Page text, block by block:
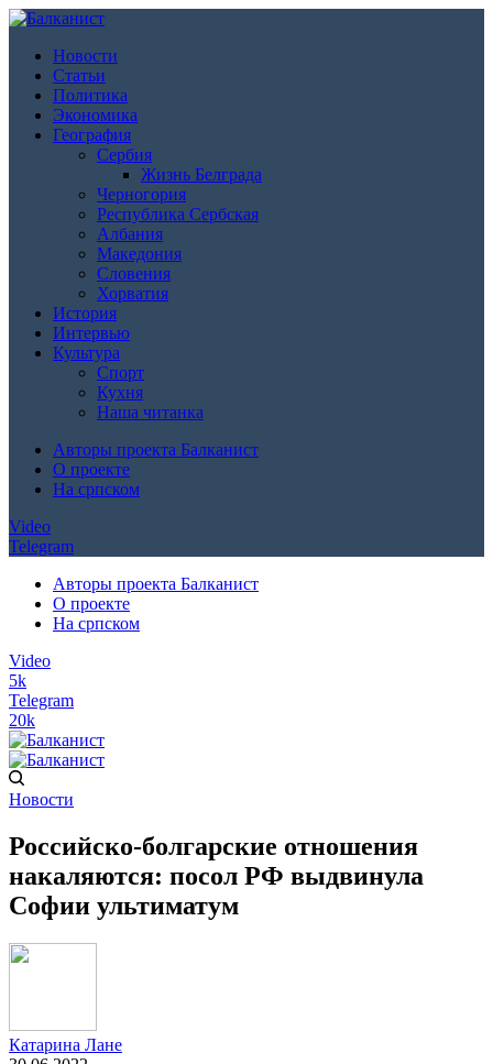
Новости
Статьи
Политика
Экономика
География
Сербия
Жизнь Белграда
Черногория
Республика Сербская
Албания
Македония
Словения
Хорватия
История
Интервью
Культура
Спорт
Кухня
Наша читанка
Авторы проекта Балканист
О проекте
На српском
Video
Telegram
Авторы проекта Балканист
О проекте
На српском
Video
5k
Telegram
20k
Новости
Российско-болгарские отношения
накаляются: посол РФ выдвинула
Софии ультиматум
Катарина Лане